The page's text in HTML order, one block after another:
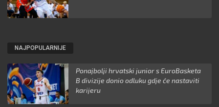
NAJPOPULARNIJE
Ponajbolji hrvatski junior s EuroBasketa
B divizije donio odluku gdje će nastaviti
karijeru